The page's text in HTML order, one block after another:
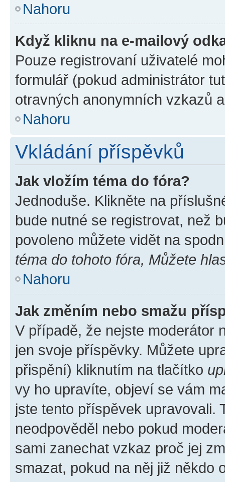
Nahoru
Když kliknu na e-mailový
Pouze registrovaní uživatelé
formulář (pokud administrátor
otravných anonymních vzkazů
Nahoru
Vkládání příspěvků
Jak vložím téma do fóra?
Jednoduše. Klikněte na
bude nutné se registrovat, než
povoleno můžete vidět na
téma do tohoto fóra, Můžete
Nahoru
Jak změním nebo smažu
V případě, že nejste moderátor
jen svoje příspěvky. Můžete
přispění) kliknutím na tlačítko
vy ho upravíte, objeví se vám
jste tento příspěvek upravovali.
neodpověděl nebo pokud
sami zanechat vzkaz proč jej
smazat, pokud na něj již někdo